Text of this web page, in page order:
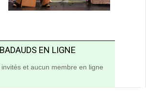
BADAUDS EN LIGNE
et aucun membre en ligne